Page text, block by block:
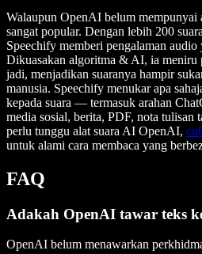
Walaupun OpenAI belum mempunyai
sangat popular. Dengan lebih 200
Speechify memberi pengalaman
Dikuasakan algoritma & AI, ia meniru
jadi, menjadikan suaranya hampir
manusia. Speechify menukar apa
kepada suara — termasuk arahan
media sosial, berita, PDF, nota tulisan
perlu tunggu alat suara AI OpenAI,
untuk alami cara membaca yang
FAQ
Adakah OpenAI tawar teks
OpenAI belum menawarkan